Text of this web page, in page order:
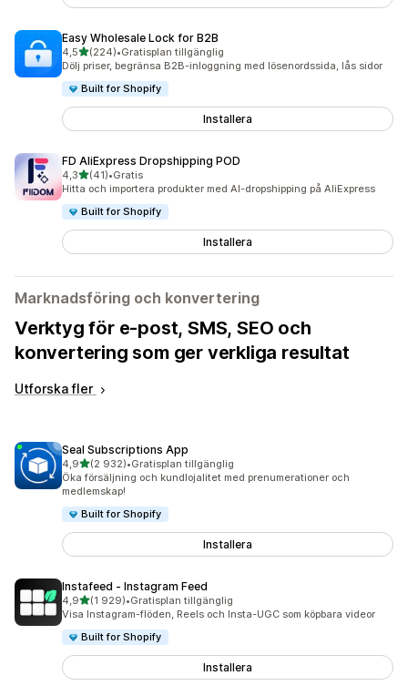
Easy Wholesale Lock for B2B
4,5av 5 stjärnor
(224)
224 recensioner totalt
•Gratisplan tillgänglig
Dölj priser, begränsa B2B-inloggning med lösenordssida, lås sidor
Built for Shopify
Installera
FD AliExpress Dropshipping POD
4,3av 5 stjärnor
(41)
41 recensioner totalt
•Gratis
Hitta och importera produkter med AI-dropshipping på AliExpress
Built for Shopify
Installera
Marknadsföring och konvertering
Verktyg för e-post, SMS, SEO och
konvertering som ger verkliga resultat
Utforska fler
Seal Subscriptions App
4,9av 5 stjärnor
(2 932)
2932 recensioner totalt
•Gratisplan tillgänglig
Öka försäljning och kundlojalitet med prenumerationer och
medlemskap!
Built for Shopify
Installera
Instafeed ‑ Instagram Feed
4,9av 5 stjärnor
(1 929)
1929 recensioner totalt
•Gratisplan tillgänglig
Visa Instagram-flöden, Reels och Insta-UGC som köpbara videor
Built for Shopify
Installera